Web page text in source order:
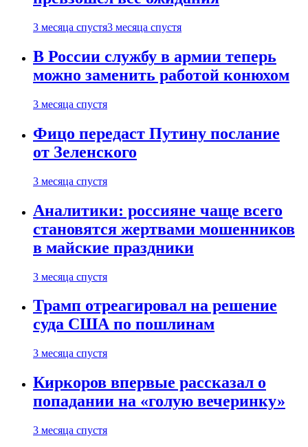
3 месяца спустя3 месяца спустя
В России службу в армии теперь
можно заменить работой конюхом
3 месяца спустя
Фицо передаст Путину послание
от Зеленского
3 месяца спустя
Аналитики: россияне чаще всего
становятся жертвами мошенников
в майские праздники
3 месяца спустя
Трамп отреагировал на решение
суда США по пошлинам
3 месяца спустя
Киркоров впервые рассказал о
попадании на «голую вечеринку»
3 месяца спустя